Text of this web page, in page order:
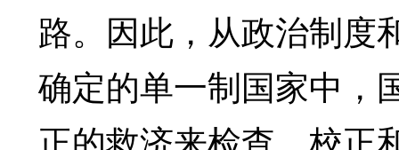
路。因此，从政治制度
确定的单一制国家中，
正的救济来检查、校正